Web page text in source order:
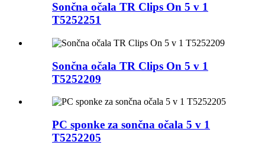
Sončna očala TR Clips On 5 v 1
T5252251
Sončna očala TR Clips On 5 v 1
T5252209
PC sponke za sončna očala 5 v 1
T5252205